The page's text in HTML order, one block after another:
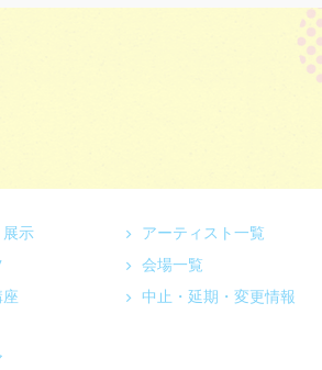
展示
アーティスト一覧
会場一覧
中止・延期・変更情報